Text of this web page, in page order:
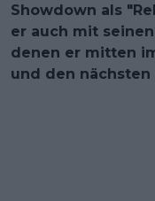
Showdown als
er auch mit
denen er mitten
und den